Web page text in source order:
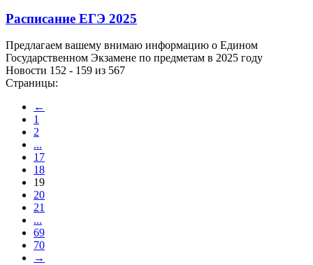
Расписание ЕГЭ 2025
Предлагаем вашему внимаю информацию о Едином
Государственном Экзамене по предметам в 2025 году
Новости 152 - 159 из 567
Страницы:
←
1
2
...
17
18
19
20
21
...
69
70
→